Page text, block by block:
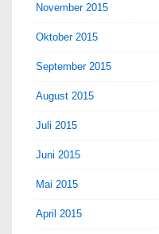
November 2015
Oktober 2015
September 2015
August 2015
Juli 2015
Juni 2015
Mai 2015
April 2015